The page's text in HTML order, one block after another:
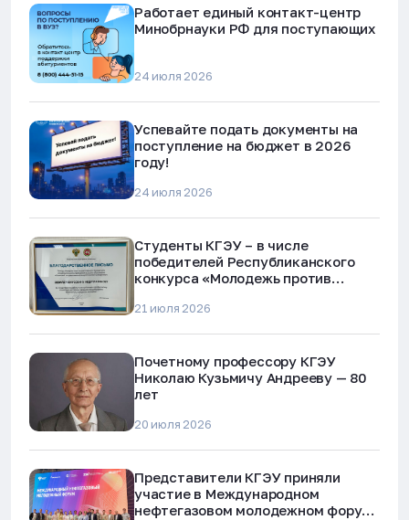
Работает единый контакт-центр
Минобрнауки РФ для поступающих
24 июля 2026
Успевайте подать документы на
поступление на бюджет в 2026
году!
24 июля 2026
Студенты КГЭУ – в числе
победителей Республиканского
конкурса «Молодежь против
мошенничества»
21 июля 2026
Почетному профессору КГЭУ
Николаю Кузьмичу Андрееву — 80
лет
20 июля 2026
Представители КГЭУ приняли
участие в Международном
нефтегазовом молодежном форуме